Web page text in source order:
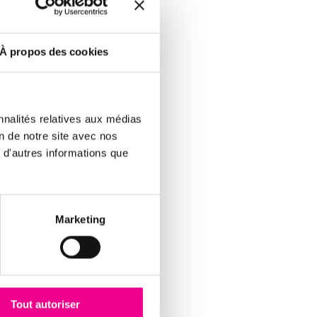
À propos des cookies
relatives aux médias
de notre site avec nos
informations que
Marketing
Tout autoriser
dédié du disque dur
des cookies.
aux options de
la gestion et/ou la
est susceptible
en tenant compte